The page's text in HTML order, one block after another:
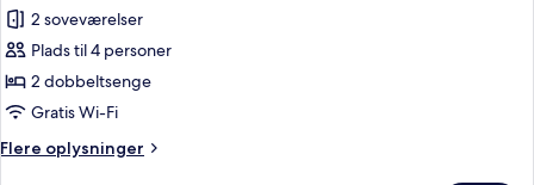
billeder
af
Penthouselejlighed
2 soveværelser
Plads til 4 personer
2 dobbeltsenge
Gratis Wi-Fi
Flere oplysninger
Flere